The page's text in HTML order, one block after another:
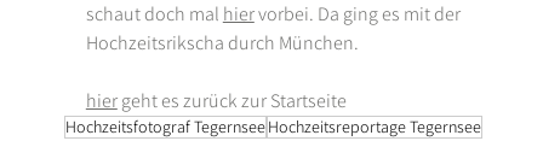
schaut doch mal hier vorbei. Da ging es mit der
Hochzeitsrikscha durch München.
hier geht es zurück zur Startseite
Hochzeitsfotograf TegernseeHochzeitsreportage Tegernsee